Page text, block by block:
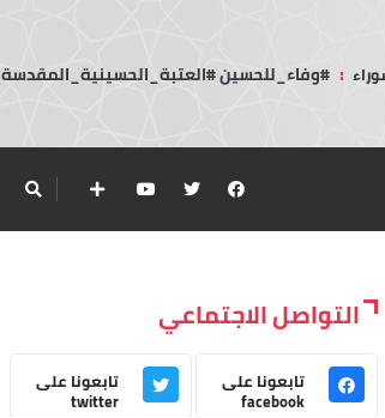
: #وفاء_للحسين #العتبة_الحسينية_المقدسة
التواصل الاجتماعي
تابعونا على
facebook
تابعونا على
twitter